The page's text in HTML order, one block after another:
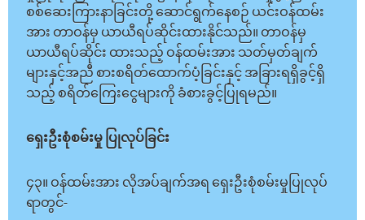
စစ်ဆေးကြားနာခြင်းတို့ ဆောင်ရွက်နေစဉ် ယင်းဝန်ထမ်း
အား တာဝန်မှ ယာယီရပ်ဆိုင်းထားနိုင်သည်။ တာဝန်မှ
ယာယီရပ်ဆိုင်း ထားသည့် ဝန်ထမ်းအား သတ်မှတ်ချက်
များနှင့်အညီ စားစရိတ်ထောက်ပံ့ခြင်းနှင့် အခြားရရှိခွင့်ရှိ
သည့် စရိတ်ကြေးငွေများကို ခံစားခွင့်ပြုရမည်။
ရှေးဦးစုံစမ်းမှု ပြုလုပ်ခြင်း
၄၃။ ဝန်ထမ်းအား လိုအပ်ချက်အရ ရှေးဦးစုံစမ်းမှုပြုလုပ်
ရာတွင်-